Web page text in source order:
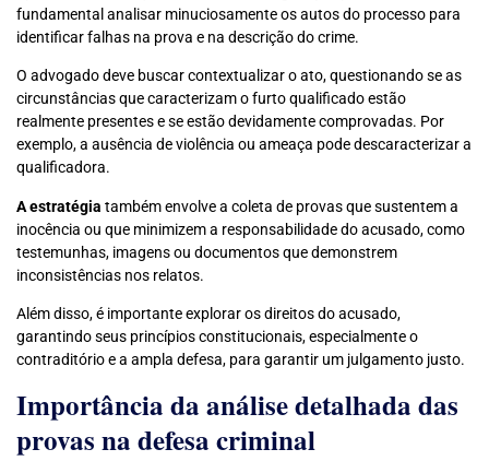
fundamental analisar minuciosamente os autos do processo para
identificar falhas na prova e na descrição do crime.
O advogado deve buscar contextualizar o ato, questionando se as
circunstâncias que caracterizam o furto qualificado estão
realmente presentes e se estão devidamente comprovadas. Por
exemplo, a ausência de violência ou ameaça pode descaracterizar a
qualificadora.
A estratégia também envolve a coleta de provas que sustentem a
inocência ou que minimizem a responsabilidade do acusado, como
testemunhas, imagens ou documentos que demonstrem
inconsistências nos relatos.
Além disso, é importante explorar os direitos do acusado,
garantindo seus princípios constitucionais, especialmente o
contraditório e a ampla defesa, para garantir um julgamento justo.
Importância da análise detalhada das
provas na defesa criminal